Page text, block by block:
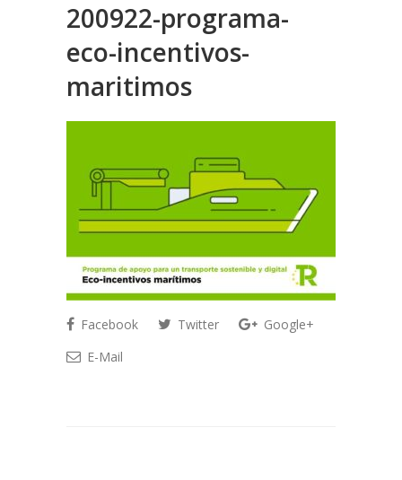
200922-programa-
eco-incentivos-
maritimos
Facebook Twitter
Google+
E-Mail